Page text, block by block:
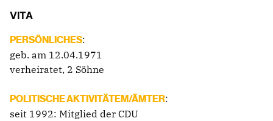
VITA
PERSÖNLICHES:
geb. am 12.04.1971
verheiratet, 2 Söhne
POLITISCHE AKTIVITÄTEM/ÄMTER:
seit 1992: Mitglied der CDU